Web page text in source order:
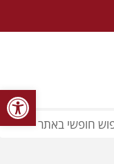
פתח